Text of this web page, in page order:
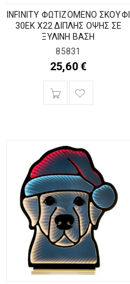
INFINITY ΦΩΤΙΖΟΜΕΝΟ ΣΚΟΥΦΙ
30ΕΚ Χ22 ΔΙΠΛΗΣ ΟΨΗΣ ΣΕ
ΞΥΛΙΝΗ ΒΑΣΗ
85831
25,60€